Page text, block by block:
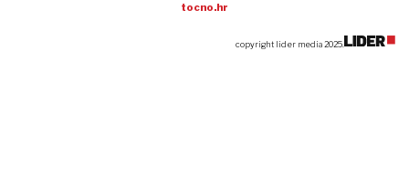
tocno.hr
copyright lider media 2025.